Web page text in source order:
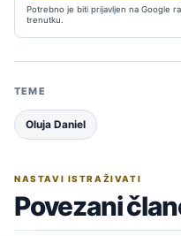
Potrebno je biti prijavljen na Google
trenutku.
TEME
Oluja Daniel
NASTAVI ISTRAŽIVATI
Povezani